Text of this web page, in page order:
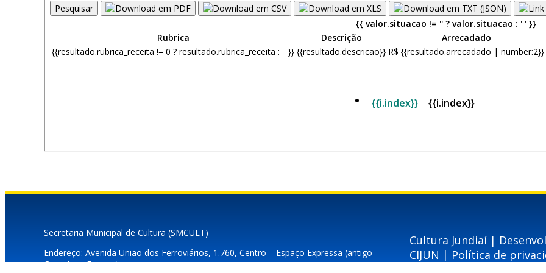
Secretaria Municipal de Cultura (SMCULT)
Endereço: Avenida União dos Ferroviários, 1.760, Centro – Espaço Expressa (antigo
Complexo Fepasa)
Cultura Jundiaí |
CIJUN | Política de